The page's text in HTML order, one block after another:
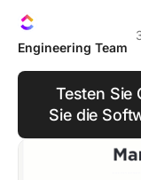
Engineering Team
Testen Sie
Sie die